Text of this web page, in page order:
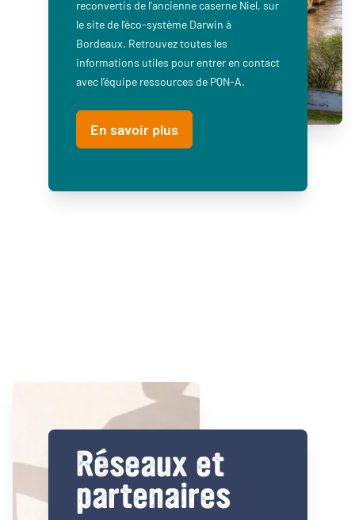
reconvertis de l’ancienne caserne Niel, sur
le site de l’éco-système Darwin à
Bordeaux. Retrouvez toutes les
informations utiles pour entrer en contact
avec l’équipe ressources de PQN-A.
En savoir plus
Réseaux et
partenaires